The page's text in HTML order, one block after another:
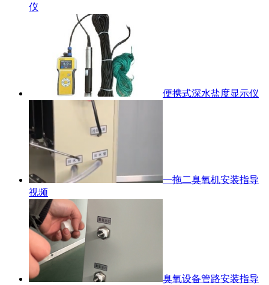
仪
便携式深水盐度显示仪
一拖二臭氧机安装指导
视频
臭氧设备管路安装指导